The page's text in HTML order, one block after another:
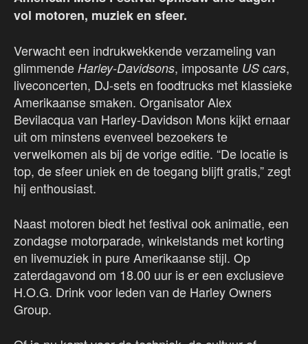
vol motoren, muziek en sfeer.
Verwacht een indrukwekkende verzameling van
glimmende Harley-Davidsons, imposante US cars,
liveconcerten, DJ-sets en foodtrucks met klassieke
Amerikaanse smaken. Organisator Alex
Bevilacqua van Harley-Davidson Mons kijkt ernaar
uit om minstens evenveel bezoekers te
verwelkomen als bij de vorige editie. “De locatie is
top, de sfeer uniek en de toegang blijft gratis,” zegt
hij enthousiast.
Naast motoren biedt het festival ook animatie, een
zondagse motorparade, winkelstands met korting
en livemuziek in pure Amerikaanse stijl. Op
zaterdagavond om 18.00 uur is er een exclusieve
H.O.G. Drink voor leden van de Harley Owners
Group.